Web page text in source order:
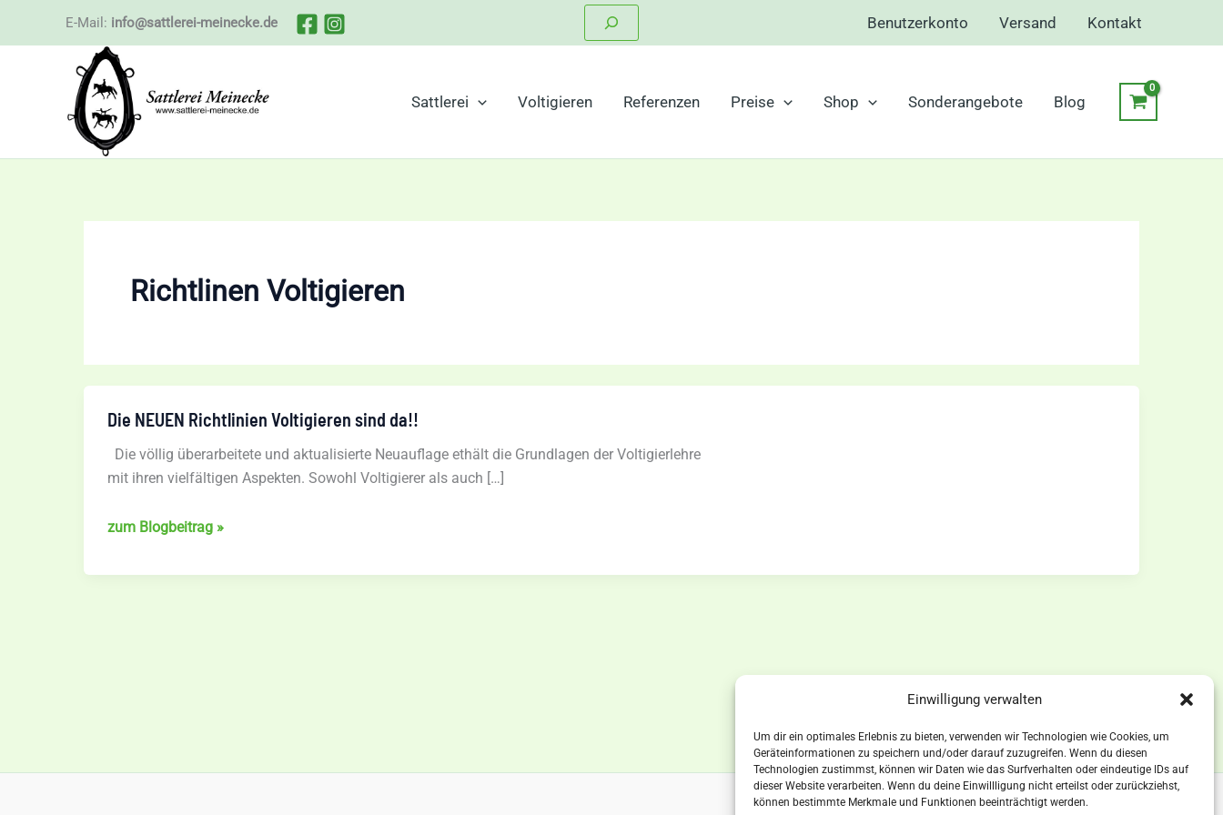
Einwilligung verwalten
Um dir ein optimales Erlebnis zu bieten, verwenden wir Technologien wie Cookies, um
Geräteinformationen zu speichern und/oder darauf zuzugreifen. Wenn du diesen
Technologien zustimmst, können wir Daten wie das Surfverhalten oder eindeutige IDs auf
dieser Website verarbeiten. Wenn du deine Einwillligung nicht erteilst oder zurückziehst,
können bestimmte Merkmale und Funktionen beeinträchtigt werden.
E-Mail: info@sattlerei-meinecke.de Benutzerkonto Versand Kontakt
Sattlerei Voltigieren Referenzen Preise Shop Sonderangebote Blog
Richtlinen Voltigieren
Die NEUEN Richtlinien Voltigieren sind da!!
Die völlig überarbeitete und aktualisierte Neuauflage ethält die Grundlagen der Voltigierlehre
mit ihren vielfältigen Aspekten. Sowohl Voltigierer als auch […]
Die
Richtlinien
zum Blogbeitrag »